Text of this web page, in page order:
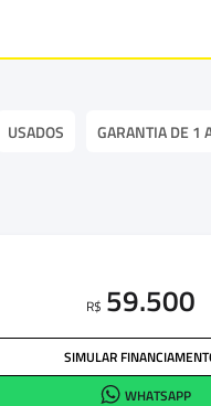
USADOS GARANTIA DE 1
R$ 59.500
SIMULAR
WHATSAPP